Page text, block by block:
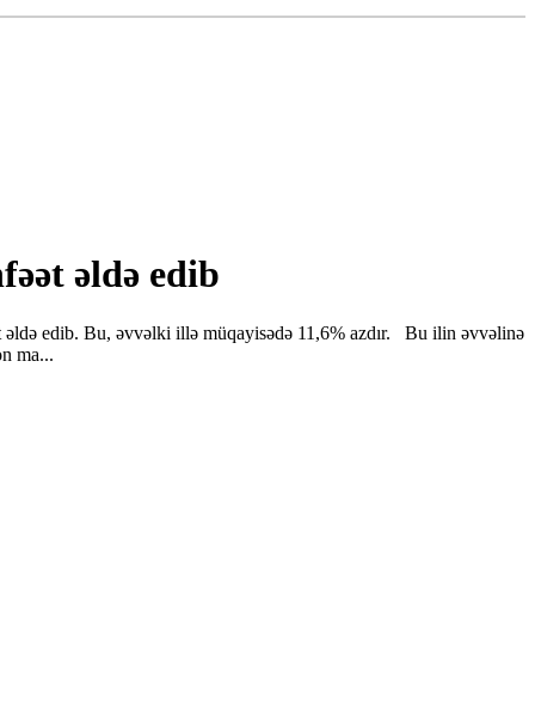
əldə edib
əldə edib. Bu, əvvəlki illə müqayisədə 11,6% azdır. Bu ilin əvvəlinə
ma...